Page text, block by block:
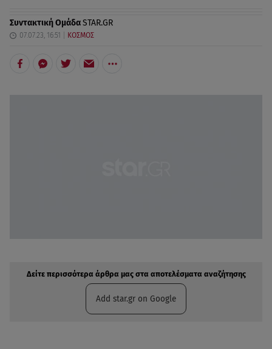
Συντακτική ΟμάδαSTAR.GR
07.07.23, 16:51 ΚΟΣΜΟΣ
Δείτε περισσότερα άρθρα μας στα αποτελέσματα αναζήτησης
Add star.gr on Google